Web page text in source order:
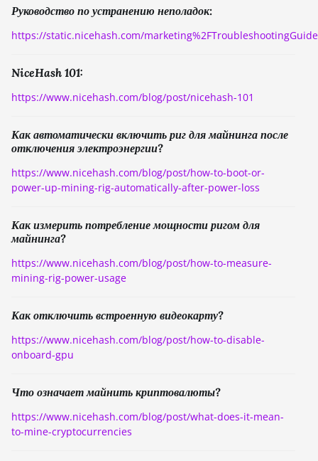
Руководство по устранению неполадок:
https://static.nicehash.com/
NiceHash 101:
https://www.nicehash.com/blog/post/nicehash-101
Как автоматически включить риг для майнинга после
отключения электроэнергии?
https://www.nicehash.com/blog/post/how-to-boot-or-
power-up-mining-rig-automatically-after-power-loss
Как измерить потребление мощности ригом для
майнинга?
https://www.nicehash.com/blog/post/how-to-measure-
mining-rig-power-usage
Как отключить встроенную видеокарту?
https://www.nicehash.com/blog/post/how-to-disable-
onboard-gpu
Что означает майнить криптовалюты?
https://www.nicehash.com/blog/post/what-does-it-mean-
to-mine-cryptocurrencies